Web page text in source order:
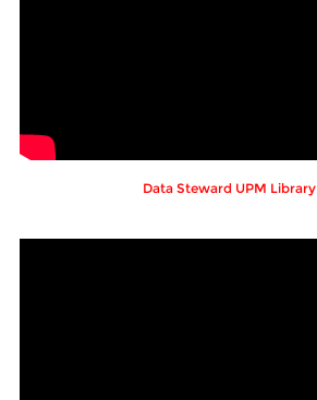
Data Steward UPM Library